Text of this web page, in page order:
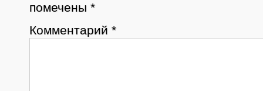
помечены *
Комментарий *